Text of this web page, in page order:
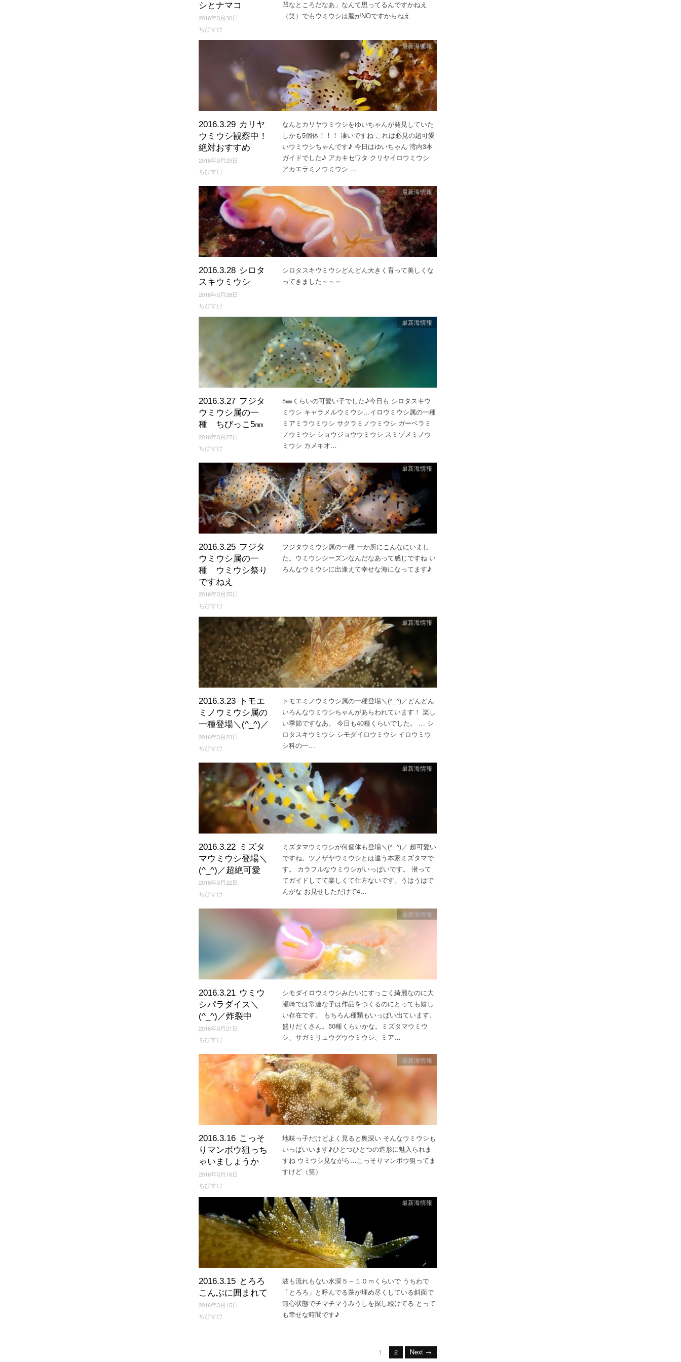
シとナマコ
2016年3月30日
ちびすけ
凹なところだなあ」なんて思ってるんですかねえ
（笑）でもウミウシは脳がNOですからねえ
2016.3.29 カリヤ
ウミウシ観察中！
絶対おすすめ
2016年3月29日
ちびすけ
最新海情報
なんとカリヤウミウシをゆいちゃんが発見していた
しかも5個体！！！ 凄いですね これは必見の超可愛
いウミウシちゃんです♪ 今日はゆいちゃん 湾内3本
ガイドでした♪ アカキセワタ クリヤイロウミウシ
アカエラミノウミウシ …
2016.3.28 シロタ
スキウミウシ
2016年3月28日
ちびすけ
最新海情報
シロタスキウミウシどんどん大きく育って美しくな
ってきました～～～
2016.3.27 フジタ
ウミウシ属の一
種 ちびっこ5㎜
2016年3月27日
ちびすけ
最新海情報
5㎜くらいの可愛い子でした♪今日も シロタスキウ
ミウシ キャラメルウミウシ…イロウミウシ属の一種
ミアミラウミウシ サクラミノウミウシ ガーベラミ
ノウミウシ ショウジョウウミウシ スミゾメミノウ
ミウシ カメキオ…
2016.3.25 フジタ
ウミウシ属の一
種 ウミウシ祭り
ですねえ
2016年3月25日
ちびすけ
最新海情報
フジタウミウシ属の一種 一か所にこんなにいまし
た。ウミウシシーズンなんだなあって感じですね い
ろんなウミウシに出逢えて幸せな海になってます♪
2016.3.23 トモエ
ミノウミウシ属の
一種登場＼(^_^)／
2016年3月23日
ちびすけ
最新海情報
トモエミノウミウシ属の一種登場＼(^_^)／どんどん
いろんなウミウシちゃんがあらわれています！ 楽し
い季節ですなあ。 今日も40種くらいでした。 … シ
ロタスキウミウシ シモダイロウミウシ イロウミウ
シ科の一…
2016.3.22 ミズタ
マウミウシ登場＼
(^_^)／超絶可愛
2016年3月22日
ちびすけ
最新海情報
ミズタマウミウシが何個体も登場＼(^_^)／ 超可愛い
ですね。ツノザヤウミウシとは違う本家ミズタマで
す。 カラフルなウミウシがいっぱいです。 潜って
てガイドしてて楽しくて仕方ないです。うはうはで
んがな お見せしただけで4…
2016.3.21 ウミウ
シパラダイス＼
(^_^)／炸裂中
2016年3月21日
ちびすけ
最新海情報
シモダイロウミウシみたいにすっごく綺麗なのに大
瀬崎では常連な子は作品をつくるのにとっても嬉し
い存在です。 もちろん種類もいっぱい出ています。
盛りだくさん。50種くらいかな。ミズタマウミウ
シ、サガミリュウグウウミウシ、ミア…
2016.3.16 こっそ
りマンボウ狙っち
ゃいましょうか
2016年3月16日
ちびすけ
最新海情報
地味っ子だけどよく見ると奥深い そんなウミウシも
いっぱいいます♪ひとつひとつの造形に魅入られま
すね ウミウシ見ながら…こっそりマンボウ狙ってま
すけど（笑）
2016.3.15 とろろ
こんぶに囲まれて
2016年3月15日
ちびすけ
最新海情報
波も流れもない水深５～１０ｍくらいで うちわで
「とろろ」と呼んでる藻が埋め尽くしている斜面で
無心状態でチマチマうみうしを探し続けてる とって
も幸せな時間です♪
1 2 Next →